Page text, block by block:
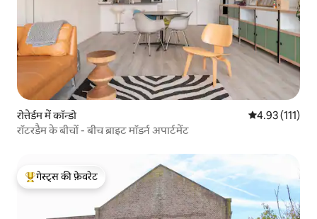
रोत्तेर्डम में कॉन्डो औसत रेटिंग 5 में से
4.93 (111)
रॉटरडैम के बीचों - बीच ब्राइट मॉडर्न अपार्टमेंट
गेस्ट्स का टॉप फ़ेवरेट
गेस्ट्स की फ़ेवरेट